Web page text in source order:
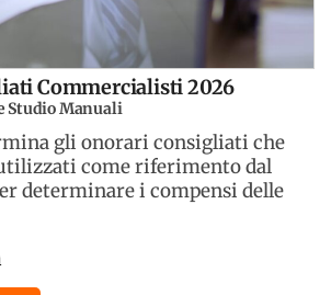
Commercialisti 2026
Studio Manuali
gli onorari consigliati che
come riferimento dal
determinare i compensi delle